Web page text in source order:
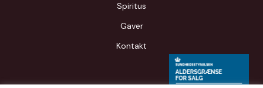
Spiritus
Gaver
Kontakt